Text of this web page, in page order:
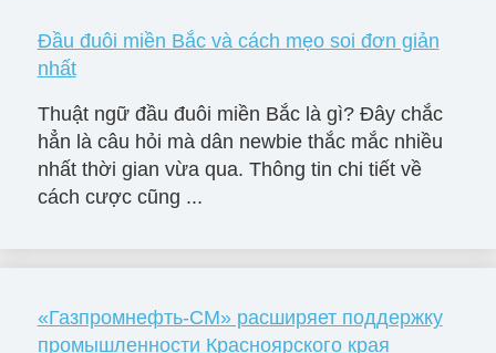
Đầu đuôi miền Bắc và cách mẹo soi đơn giản
nhất
Thuật ngữ đầu đuôi miền Bắc là gì? Đây chắc
hẳn là câu hỏi mà dân newbie thắc mắc nhiều
nhất thời gian vừa qua. Thông tin chi tiết về
cách cược cũng ...
«Газпромнефть-СМ» расширяет поддержку
промышленности Красноярского края